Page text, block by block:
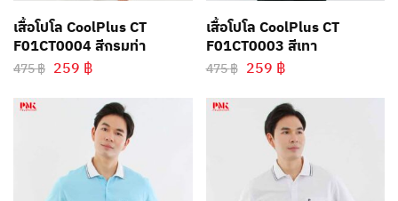
เสื้อโปโล CoolPlus CT
F01CT0004 สีกรมท่า
475฿ 259 ฿
เสื้อโปโล CoolPlus CT
F01CT0003 สีเทา
475฿ 259 ฿